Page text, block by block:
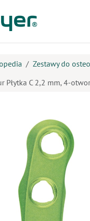
Zestawy do
Płytka C 2,2 mm, 4-